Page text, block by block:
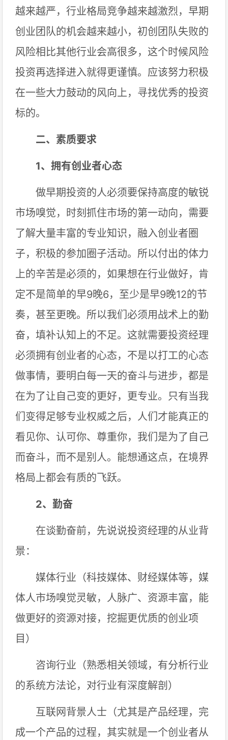
越来越严，行业格局竞争越来越激烈，早期
创业团队的机会越来越小，初创团队失败的
风险相比其他行业会高很多，这个时候风险
投资再选择进入就得更谨慎。应该努力积极
在一些大力鼓动的风向上，寻找优秀的投资
标的。
二、素质要求
1、拥有创业者心态
做早期投资的人必须要保持高度的敏锐
市场嗅觉，时刻抓住市场的第一动向，需要
了解大量丰富的专业知识，融入创业者圈
子，积极的参加圈子活动。所以付出的体力
上的辛苦是必须的，如果想在行业做好，肯
定不是简单的早9晚6，至少是早9晚12的节
奏，甚至更晚。所以我们必须用战术上的勤
奋，填补认知上的不足。这就需要投资经理
必须拥有创业者的心态，不是以打工的心态
做事情，要明白每一天的奋斗与进步，都是
在为了让自己变的更好，更专业。只有当我
们变得足够专业权威之后，人们才能真正的
看见你、认可你、尊重你，我们是为了自己
而奋斗，而不是别人。能想通这点，在境界
格局上都会有质的飞跃。
2、勤奋
在谈勤奋前，先说说投资经理的从业背
景：
媒体行业（科技媒体、财经媒体等，媒
体人市场嗅觉灵敏，人脉广、资源丰富，能
做更好的资源对接，挖掘更优质的创业项
目）
咨询行业（熟悉相关领域，有分析行业
的系统方法论，对行业有深度解剖）
互联网背景人士（尤其是产品经理，完
成一个产品的过程，其实就是一个创业者从